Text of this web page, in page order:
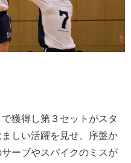
獲得し第３セットがスタ
しい活躍を見せ、序盤か
ーブやスパイクのミスが